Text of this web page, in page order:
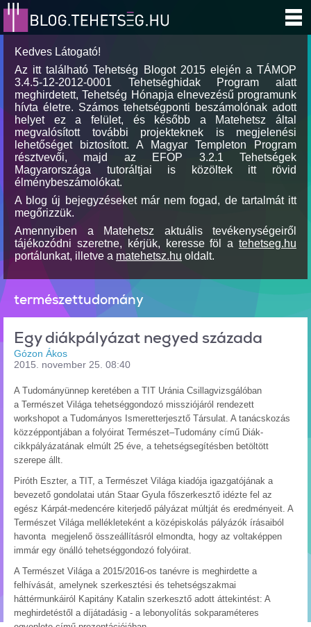
Kedves Látogató!
Az itt található Tehetség Blogot 2015 elején a TÁMOP
3.4.5-12-2012-0001 Tehetséghidak Program alatt
meghirdetett, Tehetség Hónapja elnevezésű programunk
hívta életre. Számos tehetségponti beszámolónak adott
helyet ez a felület, és később a Matehetsz által
megvalósított további projekteknek is megjelenési
lehetőséget biztosított. A Magyar Templeton Program
résztvevői, majd az EFOP 3.2.1 Tehetségek
Magyarországa tutoráltjai is közöltek itt rövid
élménybeszámolókat.
A blog új bejegyzéseket már nem fogad, de tartalmát itt
megőrizzük.
Amennyiben a Matehetsz aktuális tevékenységeiről
tájékozódni szeretne, kérjük, keresse föl a tehetseg.hu
portálunkat, illetve a matehetsz.hu oldalt.
természettudomány
Egy diákpályázat negyed százada
Gózon Ákos
2015. november 25. 08:40
A Tudományünnep keretében a TIT Uránia Csillagvizsgálóban
a Természet Világa tehetséggondozó missziójáról rendezett
workshopot a Tudományos Ismeretterjesztő Társulat. A tanácskozás
közzéppontjában a folyóirat Természet–Tudomány című Diák-
cikkpályázatának elmúlt 25 éve, a tehetségsegítésben betöltött
szerepe állt.
Piróth Eszter, a TIT, a Természet Világa kiadója igazgatójának a
bevezető gondolatai után Staar Gyula főszerkesztő idézte fel az
egész Kárpát-medencére kiterjedő pályázat múltját és eredményeit. A
Természet Világa mellékleteként a középiskolás pályázók írásaiból
havonta megjelenő összeállításról elmondta, hogy az voltaképpen
immár egy önálló tehetséggondozó folyóirat.
A Természet Világa a 2015/2016-os tanévre is meghirdette a
felhívását, amelynek szerkesztési és tehetségszakmai
háttérmunkáiról Kapitány Katalin szerkesztő adott áttekintést: A
meghirdetéstől a díjátadásig - a lebonyolítás sokparaméteres